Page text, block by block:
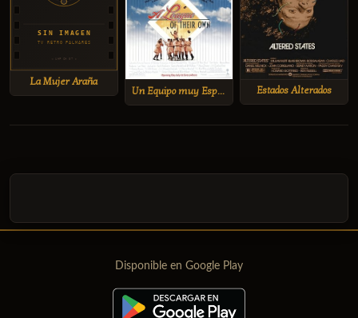
La Mujer Araña
Un Equipo muy Especial Estados Alterados
Disponible en Google Play